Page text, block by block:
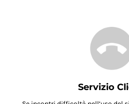
Servizio